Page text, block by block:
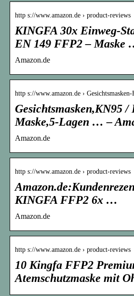
http s://www.amazon.de › product-reviews
KINGFA 30x Einweg-
EN 149 FFP2 – Maske
Amazon.de
http s://www.amazon.de ›
Gesichtsmasken,KN95 /
Maske,5-Lagen … –
Amazon.de
http s://www.amazon.de › product-reviews
KINGFA FFP2 6x …
Amazon.de
http s://www.amazon.de › product-reviews
10 Kingfa FFP2
Atemschutzmaske mit